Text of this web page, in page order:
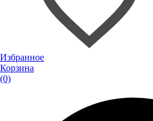
Избранное
Корзина
(0)